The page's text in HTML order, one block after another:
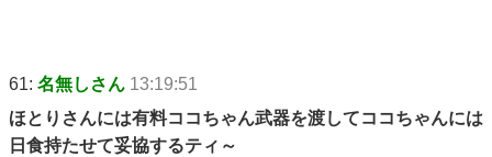
61: 名無しさん 13:19:51
ほとりさんには有料ココちゃん武器を渡してココちゃんには
日食持たせて妥協するティ～